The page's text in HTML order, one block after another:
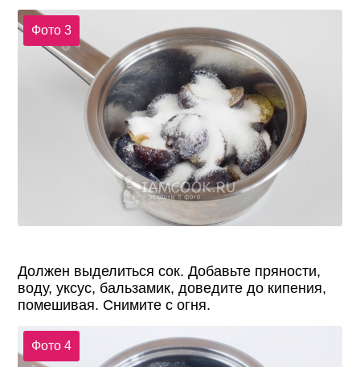
Фото 3
Должен выделиться сок. Добавьте пряности,
воду, уксус, бальзамик, доведите до кипения,
помешивая. Снимите с огня.
Фото 4